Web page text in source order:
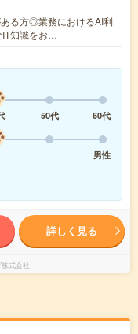
る方◎業務におけるAI利
IT知識をお…
50代
60代
男性
詳しく見る
式会社